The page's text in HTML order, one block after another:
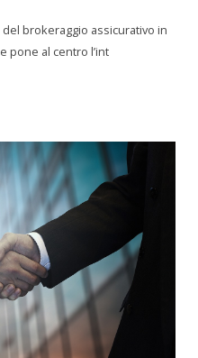
brokeraggio assicurativo in
pone al centro l’int